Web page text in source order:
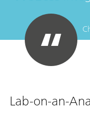
Lab-on-an-